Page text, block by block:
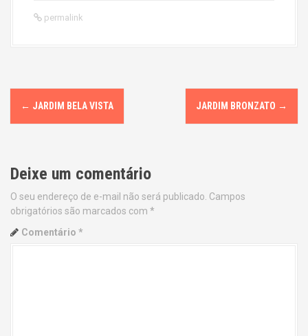
permalink
P
o
t
n
a
← JARDIM BELA VISTA JARDIM BRONZATO →
Deixe um comentário
O seu endereço de e-mail não será publicado. Campos
obrigatórios são marcados com *
Comentário *